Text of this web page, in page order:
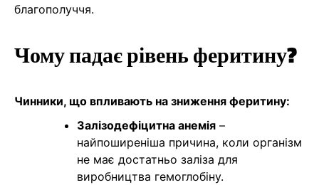
благополуччя.
Чому падає рівень феритину?
Чинники, що впливають на зниження феритину:
Залізодефіцитна анемія –
найпоширеніша причина, коли організм
не має достатньо заліза для
виробництва гемоглобіну.